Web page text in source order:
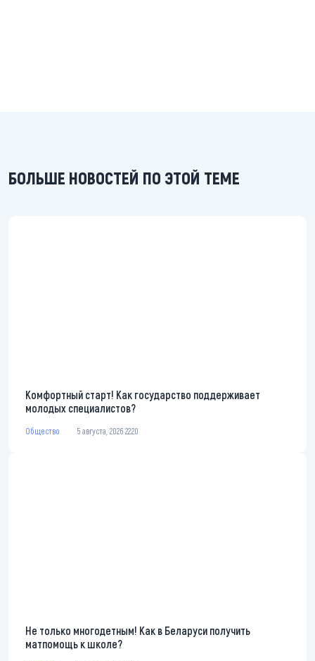
БОЛЬШЕ НОВОСТЕЙ ПО ЭТОЙ ТЕМЕ
Комфортный старт! Как государство поддерживает
молодых специалистов?
Общество 5 августа, 2026 22:20
Не только многодетным! Как в Беларуси получить
матпомощь к школе?